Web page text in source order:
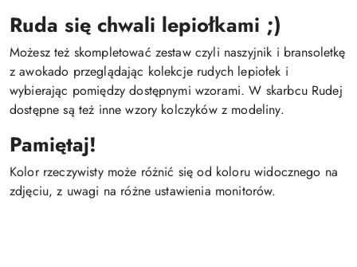
Ruda się chwali lepiołkami ;)
Możesz też skompletować zestaw czyli naszyjnik i bransoletkę
z awokado przeglądając kolekcje rudych lepiołek i
wybierając pomiędzy dostępnymi wzorami. W skarbcu Rudej
dostępne są też inne wzory kolczyków z modeliny.
Pamiętaj!
Kolor rzeczywisty może różnić się od koloru widocznego na
zdjęciu, z uwagi na różne ustawienia monitorów.